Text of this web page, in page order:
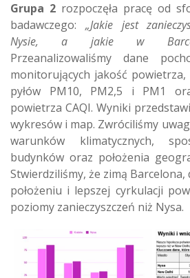
Grupa 2 rozpoczęła pracę od
badawczego: „Jakie jest
Nysie, a jakie w
Przeanalizowaliśmy dane
monitorujących jakość
pyłów PM10, PM2,5 i PM1
powietrza CAQI. Wyniki
wykresów i map. Zwróciliśmy
warunków klimatycznych,
budynków oraz położenia
Stwierdziliśmy, że zimą
położeniu i lepszej cyrkulacji
poziomy zanieczyszczeń niż Nysa.